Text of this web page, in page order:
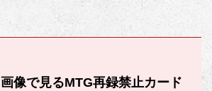
画像で見るMTG再録禁止カード